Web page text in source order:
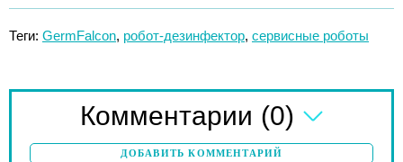
Теги: GermFalcon, робот-дезинфектор, сервисные роботы
Комментарии (0)
ДОБАВИТЬ КОММЕНТАРИЙ